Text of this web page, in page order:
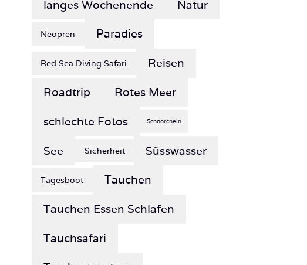
Neopren Paradies
Red Sea Diving Safari
Rotes Meer
schlechte Fotos
See
Tauchen
Tauchen Essen Schlafen
Tauchsafari
Trockentauchen